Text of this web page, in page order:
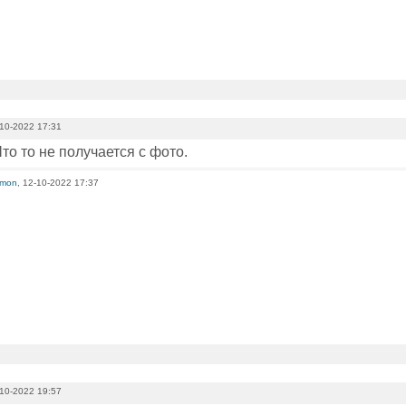
2022 17:31
то не получается с фото.
, 12-10-2022 17:37
2022 19:57